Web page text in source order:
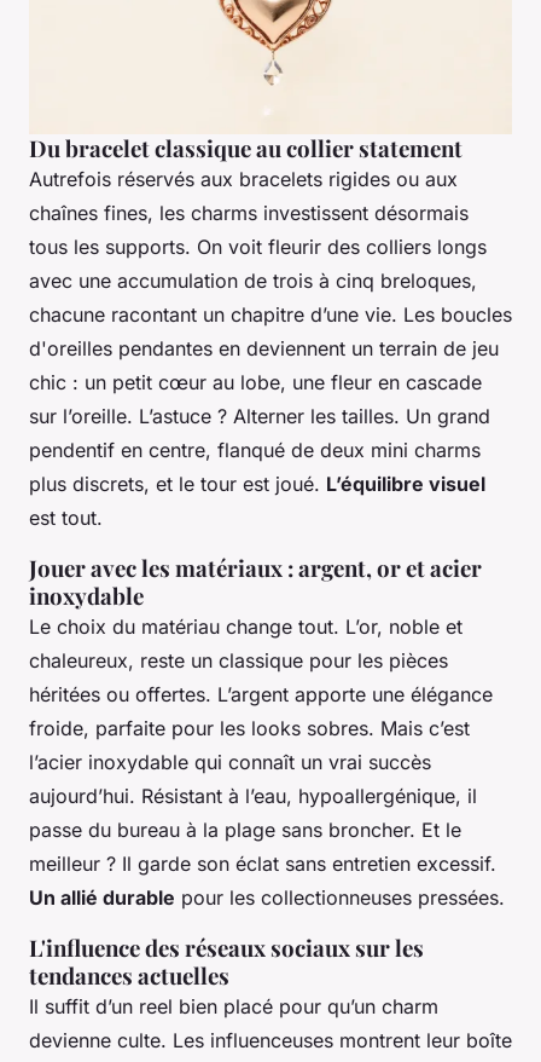
Du bracelet classique au collier statement
Autrefois réservés aux bracelets rigides ou aux
chaînes fines, les charms investissent désormais
tous les supports. On voit fleurir des colliers longs
avec une accumulation de trois à cinq breloques,
chacune racontant un chapitre d’une vie. Les boucles
d'oreilles pendantes en deviennent un terrain de jeu
chic : un petit cœur au lobe, une fleur en cascade
sur l’oreille. L’astuce ? Alterner les tailles. Un grand
pendentif en centre, flanqué de deux mini charms
plus discrets, et le tour est joué. L’équilibre visuel
est tout.
Jouer avec les matériaux : argent, or et acier
inoxydable
Le choix du matériau change tout. L’or, noble et
chaleureux, reste un classique pour les pièces
héritées ou offertes. L’argent apporte une élégance
froide, parfaite pour les looks sobres. Mais c’est
l’acier inoxydable qui connaît un vrai succès
aujourd’hui. Résistant à l’eau, hypoallergénique, il
passe du bureau à la plage sans broncher. Et le
meilleur ? Il garde son éclat sans entretien excessif.
Un allié durable pour les collectionneuses pressées.
L'influence des réseaux sociaux sur les
tendances actuelles
Il suffit d’un reel bien placé pour qu’un charm
devienne culte. Les influenceuses montrent leur boîte